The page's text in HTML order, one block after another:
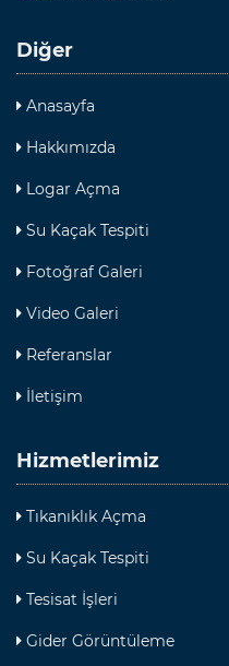
Diğer
Anasayfa
Hakkımızda
Logar Açma
Su Kaçak Tespiti
Fotoğraf Galeri
Video Galeri
Referanslar
İletişim
Hizmetlerimiz
Tıkanıklık Açma
Su Kaçak Tespiti
Tesisat İşleri
Gider Görüntüleme